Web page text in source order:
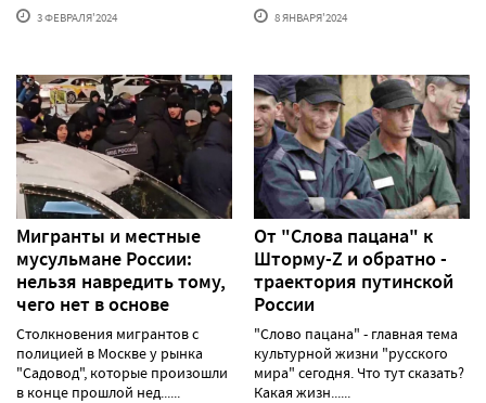
3 ФЕВРАЛЯ'2024 8 ЯНВАРЯ'2024
Мигранты и местные
мусульмане России:
нельзя навредить тому,
чего нет в основе
Столкновения мигрантов с
полицией в Москве у рынка
"Садовод", которые произошли
в конце прошлой нед......
От "Слова пацана" к
Шторму-Z и обратно -
траектория путинской
России
"Слово пацана" - главная тема
культурной жизни "русского
мира" сегодня. Что тут сказать?
Какая жизн......